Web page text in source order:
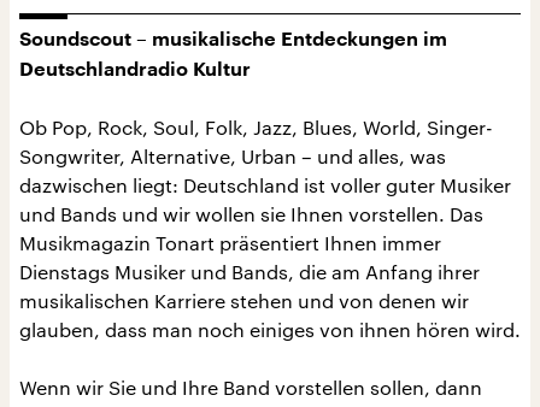
Soundscout – musikalische Entdeckungen im
Deutschlandradio Kultur
Ob Pop, Rock, Soul, Folk, Jazz, Blues, World, Singer-
Songwriter, Alternative, Urban – und alles, was
dazwischen liegt: Deutschland ist voller guter Musiker
und Bands und wir wollen sie Ihnen vorstellen. Das
Musikmagazin Tonart präsentiert Ihnen immer
Dienstags Musiker und Bands, die am Anfang ihrer
musikalischen Karriere stehen und von denen wir
glauben, dass man noch einiges von ihnen hören wird.
Wenn wir Sie und Ihre Band vorstellen sollen, dann